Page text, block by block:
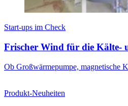
Start-ups im Check
Frischer Wind für die Kälte-
Ob Großwärmepumpe, magnetische
Produkt-Neuheiten